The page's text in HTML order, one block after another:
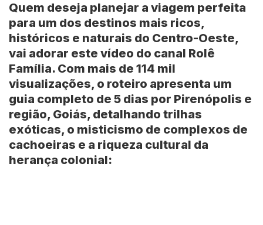
Quem deseja planejar a viagem perfeita
para um dos destinos mais ricos,
históricos e naturais do Centro-Oeste,
vai adorar este vídeo do canal Rolê
Família. Com mais de 114 mil
visualizações, o roteiro apresenta um
guia completo de 5 dias por Pirenópolis e
região, Goiás, detalhando trilhas
exóticas, o misticismo de complexos de
cachoeiras e a riqueza cultural da
herança colonial: